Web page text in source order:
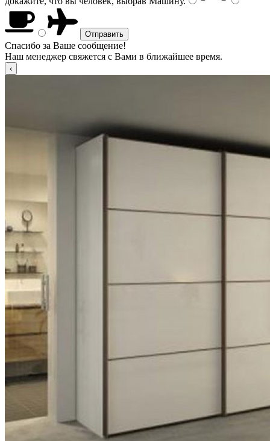
Спасибо за Ваше сообщение!
Наш менеджер свяжется с Вами в ближайшее время.